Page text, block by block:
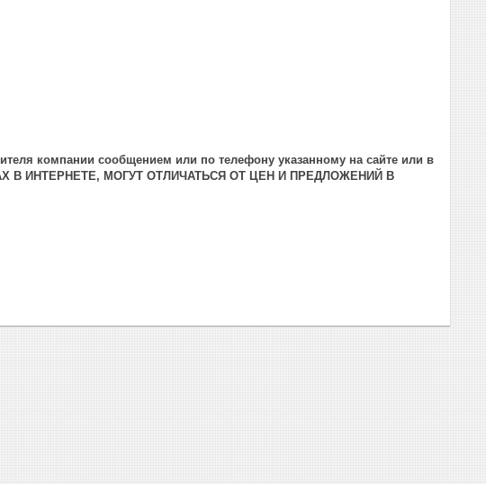
компании сообщением или по телефону указанному на сайте или в
ИНТЕРНЕТЕ, МОГУТ ОТЛИЧАТЬСЯ ОТ ЦЕН И ПРЕДЛОЖЕНИЙ В